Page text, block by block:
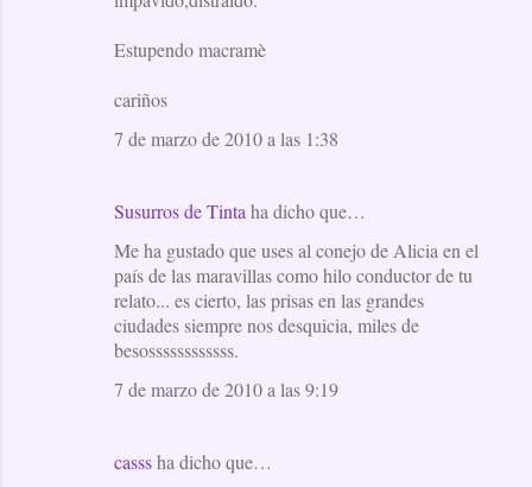
Estupendo macramè
cariños
7 de marzo de 2010 a las 1:38
Susurros de Tinta ha dicho que…
Me ha gustado que uses al conejo de Alicia en el
país de las maravillas como hilo conductor de tu
relato... es cierto, las prisas en las grandes
ciudades siempre nos desquicia, miles de
besossssssssssss.
7 de marzo de 2010 a las 9:19
casssha dicho que…